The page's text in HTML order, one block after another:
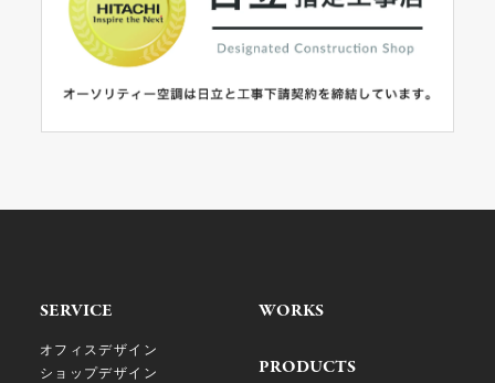
SERVICE
オフィスデザイン
ショップデザイン
WORKS
PRODUCTS